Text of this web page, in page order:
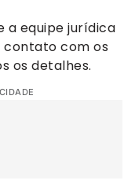
a equipe jurídica
com os
os detalhes.